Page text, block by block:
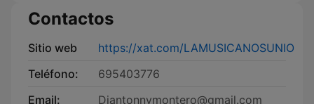
Contactos
Sitio web
https://xat.com/LAMUSICANOSUNIO
Teléfono:
695403776
Email:
Djantonnymontero@gmail.com